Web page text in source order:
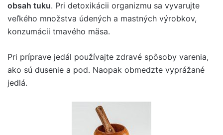
obsah tuku. Pri detoxikácii organizmu sa vyvarujte
veľkého množstva údených a mastných výrobkov,
konzumácii tmavého mäsa.
Pri príprave jedál používajte zdravé spôsoby varenia,
ako sú dusenie a pod. Naopak obmedzte vyprážané
jedlá.